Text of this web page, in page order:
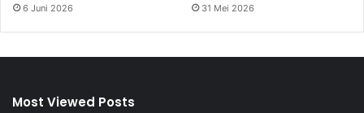
6 Juni 2026 31 Mei 2026
Most Viewed Posts